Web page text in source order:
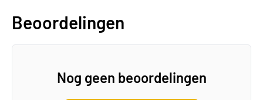
Beoordelingen
Nog geen beoordelingen